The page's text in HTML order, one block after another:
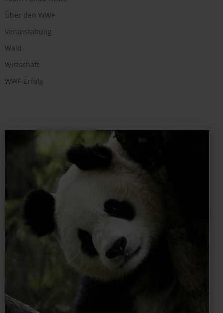
Über den WWF
Veranstaltung
Wald
Wirtschaft
WWF-Erfolg